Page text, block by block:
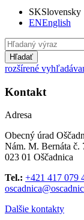
SKSlovensky
ENEnglish
Hľadať
rozšírené
Kontakt
Adresa
Obecný úrad
Nám. M. Bernáta č.
023 01 Oščadnica
Tel.: +421 417 079
Dalšie kontakty